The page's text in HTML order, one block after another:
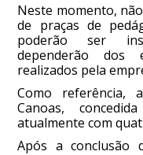
Neste momento,
de praças de
poderão ser
dependerão dos
realizados pela
Como referência,
Canoas,
atualmente com
Após a conclusão